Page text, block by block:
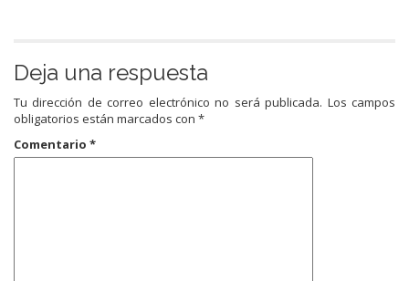
Deja una respuesta
Tu dirección de correo electrónico no será publicada. Los campos
obligatorios están marcados con *
Comentario *